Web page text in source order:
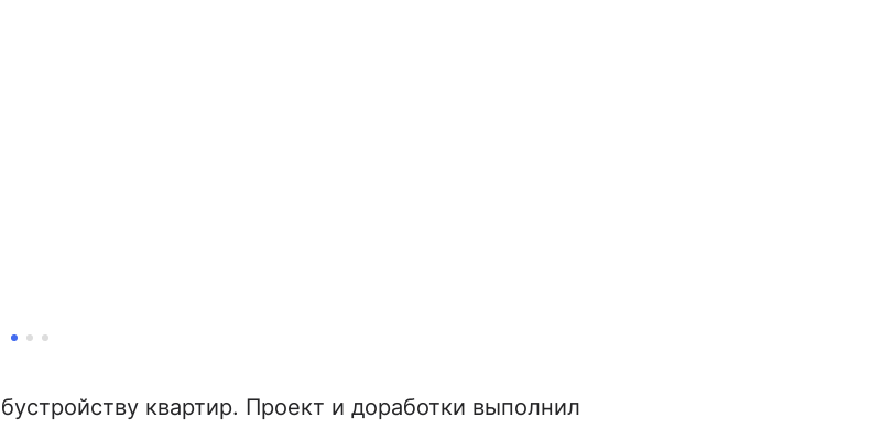
квартир. Проект и доработки выполнил